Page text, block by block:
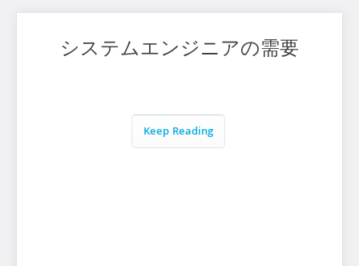
システムエンジニアの需要
Keep Reading